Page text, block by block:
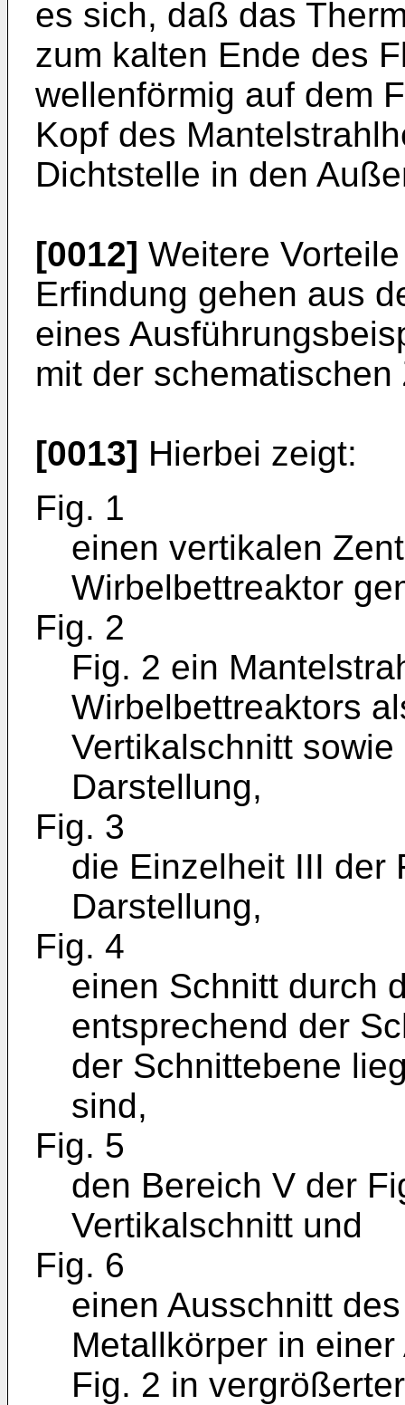
es sich, daß das
zum kalten Ende des
wellenförmig auf dem
Kopf des
Dichtstelle in den
[0012] Weitere
Erfindung gehen aus
eines
mit der
[0013] Hierbei zeigt:
Fig. 1
einen vertikalen
Wirbelbettreaktor
Fig. 2
Fig. 2 ein
Wirbelbettreaktors
Vertikalschnitt
Darstellung,
Fig. 3
die Einzelheit III der
Darstellung,
Fig. 4
einen Schnitt durch
entsprechend der
der Schnittebene
sind,
Fig. 5
den Bereich V der
Vertikalschnitt und
Fig. 6
einen Ausschnitt
Metallkörper in
Fig. 2 in